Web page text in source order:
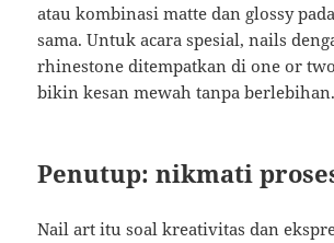
atau kombinasi matte dan glossy
sama. Untuk acara spesial, nails
rhinestone ditempatkan di one or
bikin kesan mewah tanpa berlebihan.
Penutup: nikmati
Nail art itu soal kreativitas dan